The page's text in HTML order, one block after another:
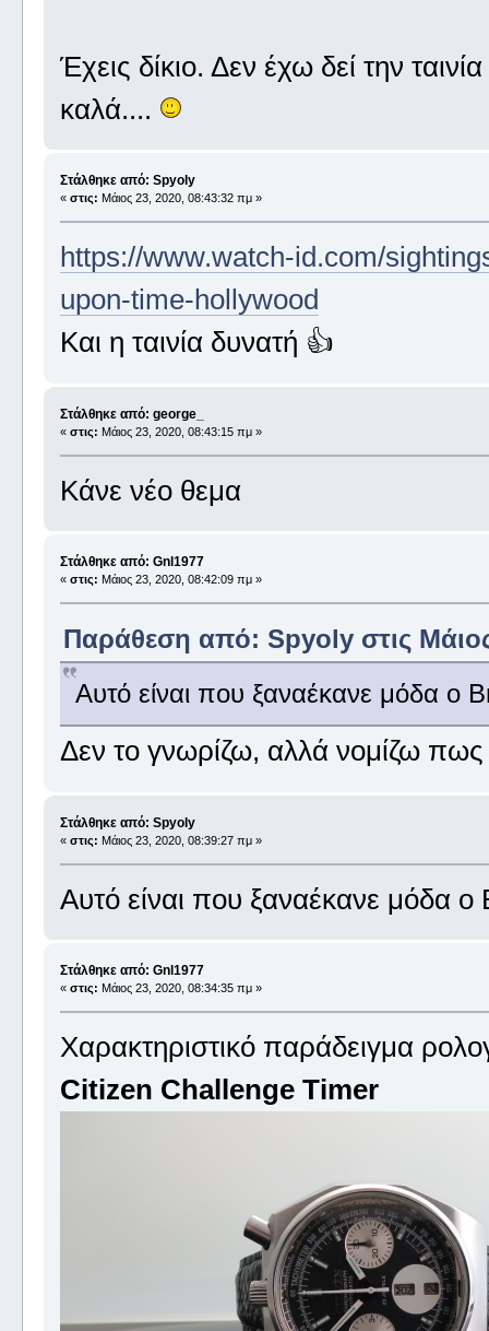
Έχεις δίκιο. Δεν έχω δεί την
καλά....
Στάλθηκε από: Spyoly
« στις: Μάιος 23, 2020, 08:43:32 πμ »
https://www.watch-id.com/
upon-time-hollywood
Και η ταινία δυνατή 👍
Στάλθηκε από: george_
« στις: Μάιος 23, 2020, 08:43:15 πμ »
Κάνε νέο θεμα
Στάλθηκε από: Gnl1977
« στις: Μάιος 23, 2020, 08:42:09 πμ »
Παράθεση από: Spyoly στις
Αυτό είναι που ξαναέκανε μόδα ο
Δεν το γνωρίζω, αλλά νομίζω
Στάλθηκε από: Spyoly
« στις: Μάιος 23, 2020, 08:39:27 πμ »
Αυτό είναι που ξαναέκανε μόδα
Στάλθηκε από: Gnl1977
« στις: Μάιος 23, 2020, 08:34:35 πμ »
Χαρακτηριστικό παράδειγμα
Citizen Challenge Timer